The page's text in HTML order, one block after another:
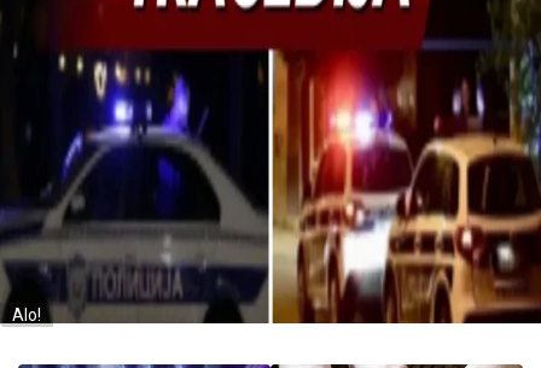
Alo!